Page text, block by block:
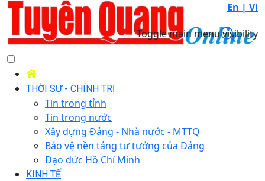
En | Vi
Toggle main menu visibility
THỜI SỰ - CHÍNH TRỊ
Tin trong tỉnh
Tin trong nước
Xây dựng Đảng - Nhà nước - MTTQ
Bảo vệ nền tảng tư tưởng của Đảng
Đạo đức Hồ Chí Minh
KINH TẾ